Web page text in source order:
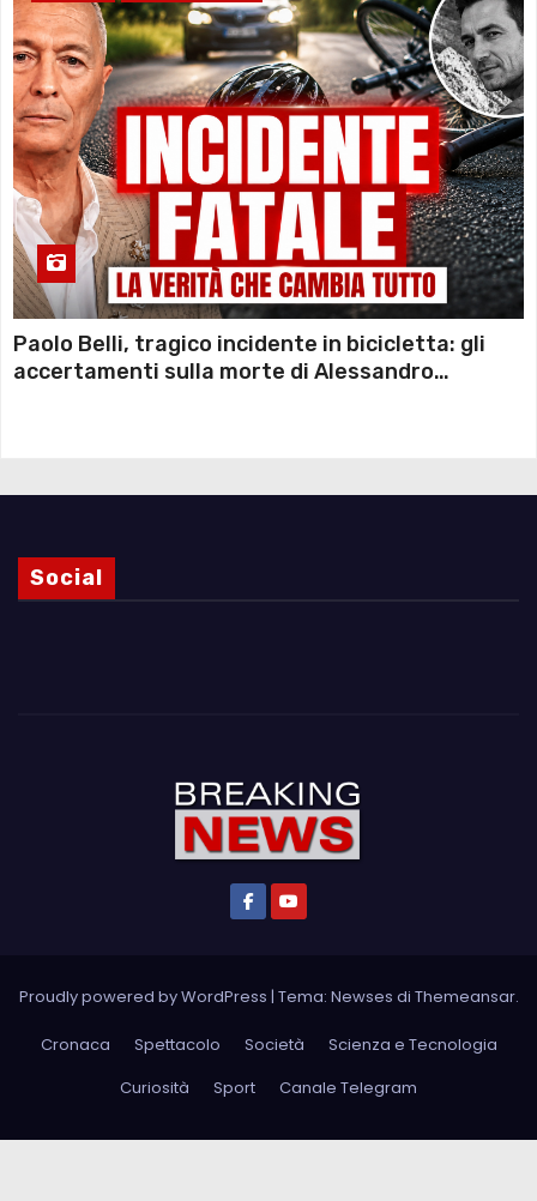
Paolo Belli, tragico incidente in bicicletta: gli
accertamenti sulla morte di Alessandro
Social
Proudly powered by WordPress | Tema: Newses di Themeansar.
Cronaca Spettacolo Società
Scienza e Tecnologia
Curiosità
Sport Canale Telegram